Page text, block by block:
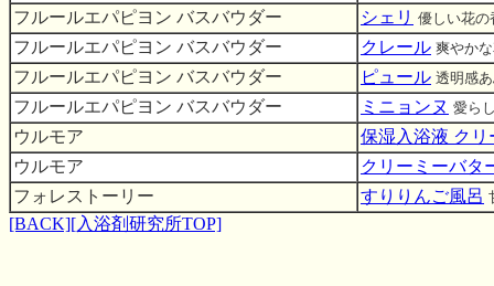
フルールエパピヨン バスバウダー シェリ 優しい花の
フルールエパピヨン バスバウダー クレール 爽やか
フルールエパピヨン バスバウダー ピュール 透明感
フルールエパピヨン バスバウダー ミニョンヌ 愛ら
ウルモア
保湿入浴液 ク
ウルモア
クリーミーバタ
フォレストーリー
すりりんご風呂
[BACK][入浴剤研究所TOP]